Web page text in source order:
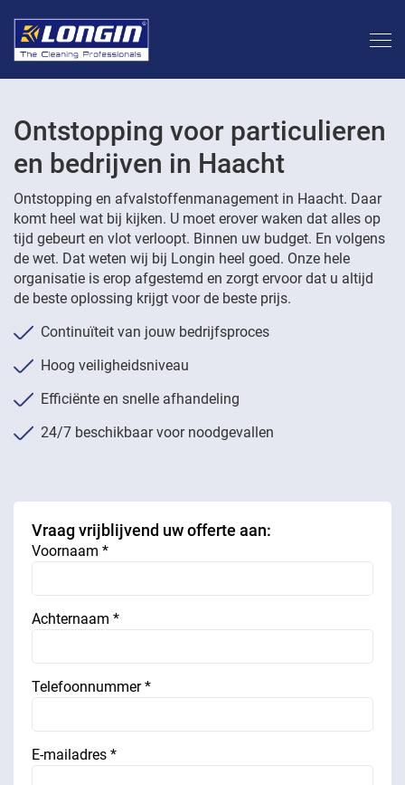
Ontstopping voor particulieren
en bedrijven in Haacht
Ontstopping en afvalstoffenmanagement in Haacht. Daar
komt heel wat bij kijken. U moet erover waken dat alles op
tijd gebeurt en vlot verloopt. Binnen uw budget. En volgens
de wet. Dat weten wij bij Longin heel goed. Onze hele
organisatie is erop afgestemd en zorgt ervoor dat u altijd
de beste oplossing krijgt voor de beste prijs.
Continuïteit van jouw bedrijfsproces
Hoog veiligheidsniveau
Efficiënte en snelle afhandeling
24/7 beschikbaar voor noodgevallen
Vraag vrijblijvend uw offerte aan:
Voornaam *
Achternaam *
Telefoonnummer *
E-mailadres *